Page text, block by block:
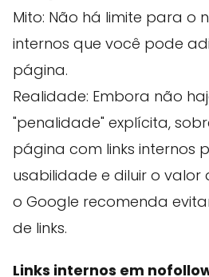
Mito: Não há limite para o
internos que você pode
página.
Realidade: Embora não
"penalidade" explícita,
página com links internos
usabilidade e diluir o valor
o Google recomenda
de links.
Links internos em